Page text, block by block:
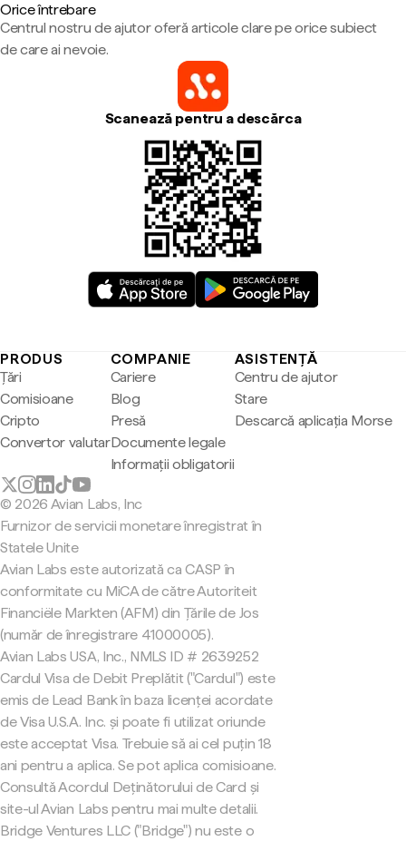
Orice întrebare
Centrul nostru de ajutor oferă articole clare pe orice subiect
de care ai nevoie.
Scanează pentru a descărca
PRODUS
Țări
Comisioane
Cripto
Convertor valutar
COMPANIE
Cariere
Blog
Presă
Documente legale
Informații obligatorii
ASISTENȚĂ
Centru de ajutor
Stare
Descarcă aplicația Morse
© 2026 Avian Labs, Inc
Furnizor de servicii monetare înregistrat în
Statele Unite
Avian Labs este autorizată ca CASP în
conformitate cu MiCA de către Autoriteit
Financiële Markten (AFM) din Țările de Jos
(număr de înregistrare 41000005).
Avian Labs USA, Inc., NMLS ID # 2639252
Cardul Visa de Debit Preplătit ("Cardul") este
emis de Lead Bank în baza licenței acordate
de Visa U.S.A. Inc. și poate fi utilizat oriunde
este acceptat Visa. Trebuie să ai cel puțin 18
ani pentru a aplica. Se pot aplica comisioane.
Consultă Acordul Deținătorului de Card și
site-ul Avian Labs pentru mai multe detalii.
Bridge Ventures LLC ("Bridge") nu este o